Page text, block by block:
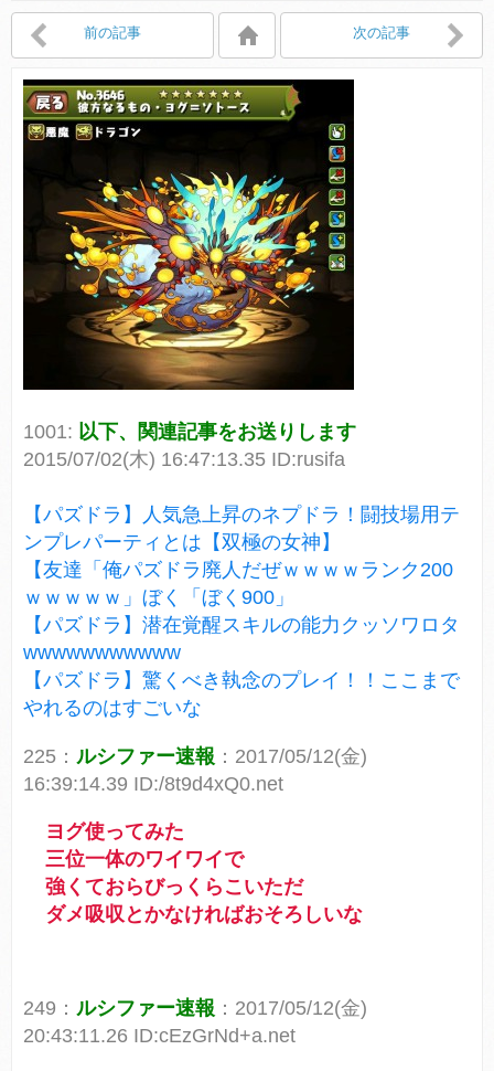
前の記事 次の記事
1001: 以下、関連記事をお送りします
2015/07/02(木) 16:47:13.35 ID:rusifa
【パズドラ】人気急上昇のネプドラ！闘技場用テ
ンプレパーティとは【双極の女神】
【友達「俺パズドラ廃人だぜｗｗｗｗランク200
ｗｗｗｗｗ」ぼく「ぼく900」
【パズドラ】潜在覚醒スキルの能力クッソワロタ
wwwwwwwwwww
【パズドラ】驚くべき執念のプレイ！！ここまで
やれるのはすごいな
225： ルシファー速報 ：2017/05/12(金)
16:39:14.39 ID:/8t9d4xQ0.net
ヨグ使ってみた
三位一体のワイワイで
強くておらびっくらこいただ
ダメ吸収とかなければおそろしいな
249： ルシファー速報 ：2017/05/12(金)
20:43:11.26 ID:cEzGrNd+a.net